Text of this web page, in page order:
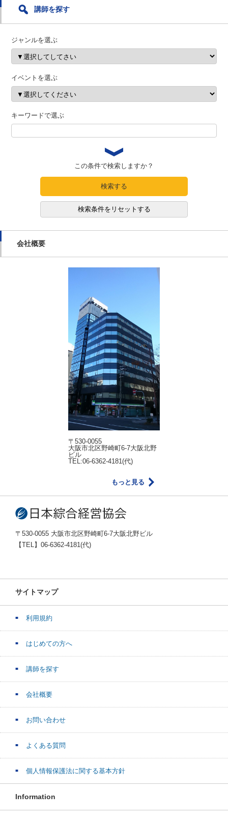
講師を探す
ジャンルを選ぶ
イベントを選ぶ
キーワードで選ぶ
この条件で検索しますか？
検索する
検索条件をリセットする
会社概要
〒530-0055
大阪市北区野崎町6-7大阪北野
ビル
TEL:06-6362-4181(代)
もっと見る
〒530-0055 大阪市北区野崎町6-7大阪北野ビル
【TEL】06-6362-4181(代)
サイトマップ
利用規約
はじめての方へ
講師を探す
会社概要
お問い合わせ
よくある質問
個人情報保護法に関する基本方針
Information